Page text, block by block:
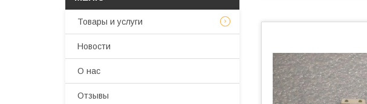
Товары и услуги
Новости
О нас
Отзывы